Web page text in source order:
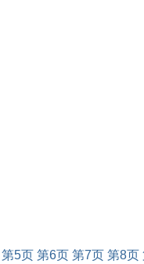
第5页 第6页 第7页 第8页